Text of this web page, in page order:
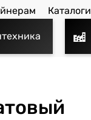
Каталоги